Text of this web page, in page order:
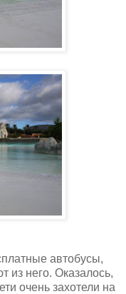
автобусы,
из него. Оказалось,
очень захотели на